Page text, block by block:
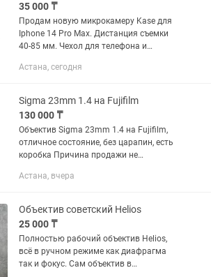
35 000 ₸
Продам новую микрокамеру Kase для
Iphone 14 Pro Max. Дистанция съемки
40-85 мм. Чехол для телефона и
Астана, сегодня
Sigma 23mm 1.4 на Fujifilm
130 000 ₸
Объектив Sigma 23mm 1.4 на Fujifilm,
отличное состояние, без царапин, есть
коробка Причина продажи не
Астана, вчера
Объектив советский Helios
25 000 ₸
Полностью рабочий объектив Helios,
всё в ручном режиме как диафрагма
так и фокус. Сам объектив в